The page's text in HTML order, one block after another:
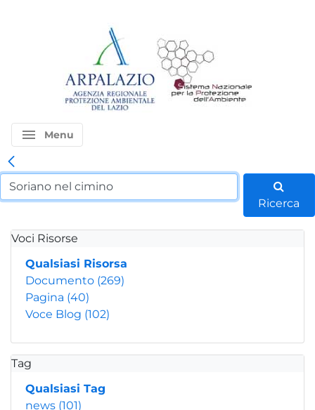
menu Menu
Ricerca
Voci Risorse
Qualsiasi Risorsa
Documento (269)
Pagina (40)
Voce Blog (102)
Tag
Qualsiasi Tag
news (101)